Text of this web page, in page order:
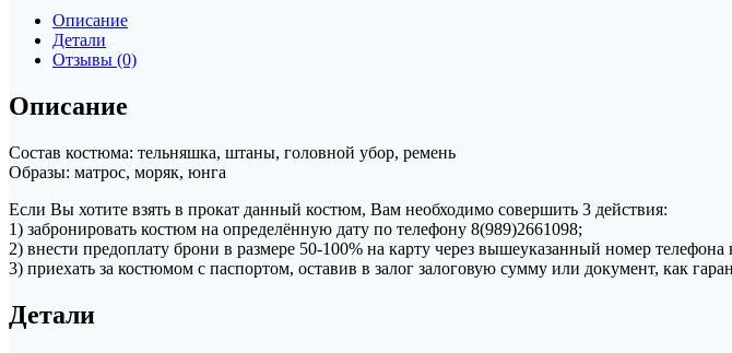
Описание
Детали
Отзывы (0)
Описание
Состав костюма: тельняшка, штаны, головной убор, ремень
Образы: матрос, моряк, юнга
Если Вы хотите взять в прокат данный костюм, Вам необходимо совершить 3 действия:
1) забронировать костюм на определённую дату по телефону 8(989)2661098;
2) внести предоплату брони в размере 50-100% на карту через вышеуказанный номер
3) приехать за костюмом с паспортом, оставив в залог залоговую сумму или документ, как
Детали